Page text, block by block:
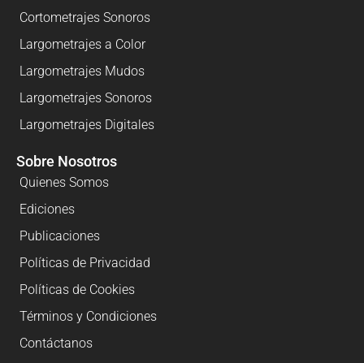
Cortometrajes Sonoros
Largometrajes a Color
Largometrajes Mudos
Largometrajes Sonoros
Largometrajes Digitales
Sobre Nosotros
Quienes Somos
Ediciones
Publicaciones
Políticas de Privacidad
Políticas de Cookies
Términos y Condiciones
Contáctanos